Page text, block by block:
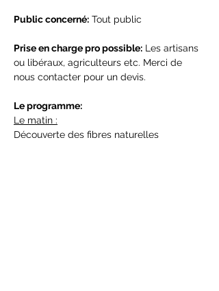
Public concerné: Tout public
Prise en charge pro possible: Les artisans
ou libéraux, agriculteurs etc. Merci de
nous contacter pour un devis.
Le programme:
Le matin :
Découverte des fibres naturelles